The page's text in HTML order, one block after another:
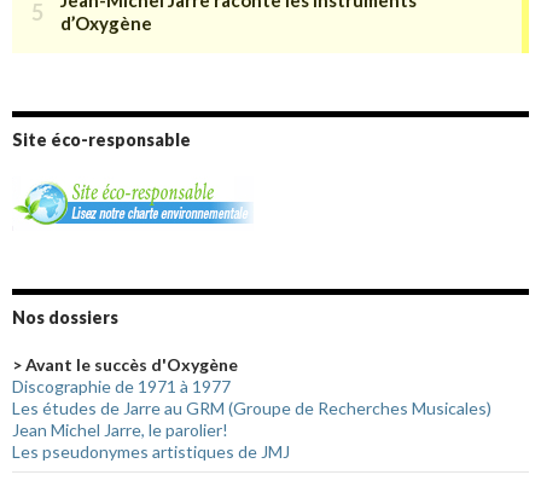
Site éco-responsable
Nos dossiers
> Avant le succès d'Oxygène
Discographie de 1971 à 1977
Les études de Jarre au GRM (Groupe de Recherches Musicales)
Jean Michel Jarre, le parolier!
Les pseudonymes artistiques de JMJ